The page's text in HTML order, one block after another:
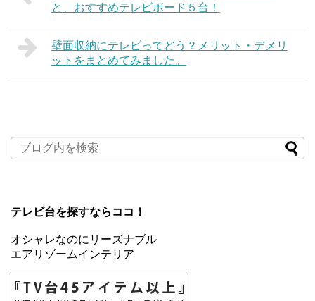
と、おすすめテレビボード５台！
壁面収納にテレビってどう？メリット・デメリ
ットをまとめてみました。
テレビ台を探すならココ！
オシャレなのにリーズナブル
エアリゾームインテリア